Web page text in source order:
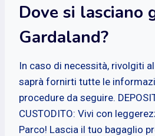
Dove si lasciano
Gardaland?
In caso di necessità, rivolgiti
saprà fornirti tutte le
procedure da seguire.
CUSTODITO: Vivi con
Parco! Lascia il tuo bagaglio